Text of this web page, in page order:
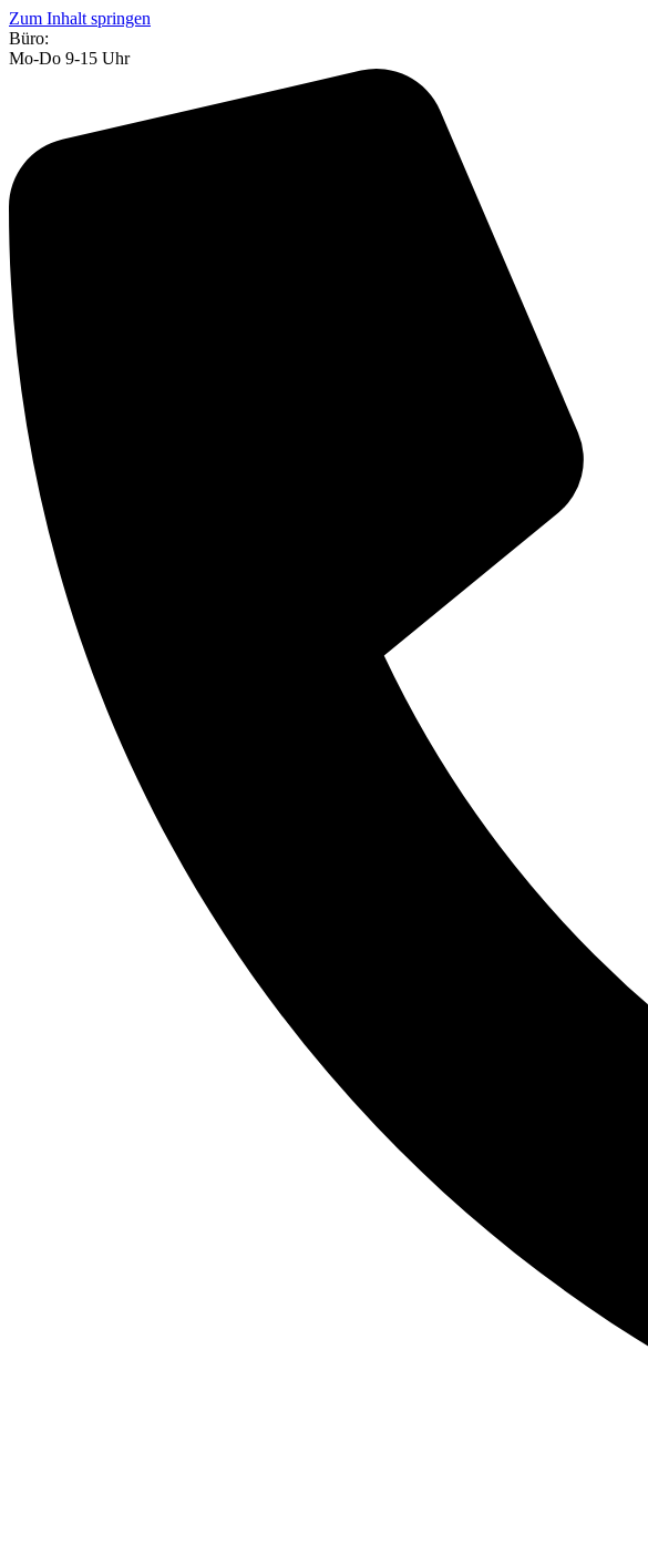
Zum Inhalt springen
Büro:
Mo-Do 9-15 Uhr